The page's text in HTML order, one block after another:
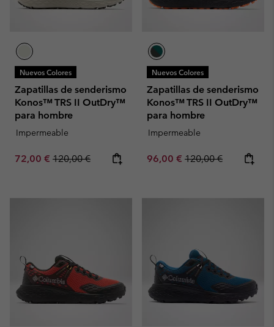
Nuevos Colores
Zapatillas de senderismo
Konos™ TRS II OutDry™
para hombre
Impermeable
Sale price:
72,00 € Regular price:
120,00 €
Nuevos Colores
Zapatillas de senderismo
Konos™ TRS II OutDry™
para hombre
Impermeable
Sale price:
96,00 € Regular price:
120,00 €